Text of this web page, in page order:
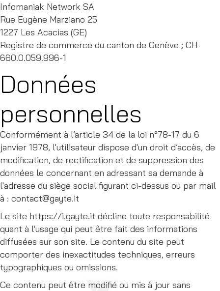
Infomaniak Network SA
Rue Eugène Marziano 25
1227 Les Acacias (GE)
Registre de commerce du canton de Genève ; CH-
660.0.059.996-1
Données
personnelles
Conformément à l’article 34 de la loi n°78-17 du 6
janvier 1978, l'utilisateur dispose d'un droit d’accès, de
modification, de rectification et de suppression des
données le concernant en adressant sa demande à
l'adresse du siège social figurant ci-dessus ou par mail
à : contact@gayte.it
Le site https://i.gayte.it décline toute responsabilité
quant à l'usage qui peut être fait des informations
diffusées sur son site. Le contenu du site peut
comporter des inexactitudes techniques, erreurs
typographiques ou omissions.
Ce contenu peut être modifié ou mis à jour sans